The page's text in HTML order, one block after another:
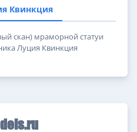
Квинкция
скан) мраморной статуи
Луция Квинкция